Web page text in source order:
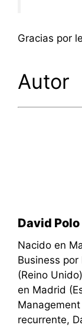
Gracias por
Autor
David
Nacido en
Business
(Reino
en Madrid
recurrente,